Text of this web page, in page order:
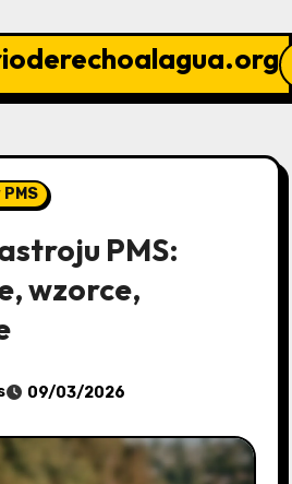
PMS:
wzorce,
09/03/2026